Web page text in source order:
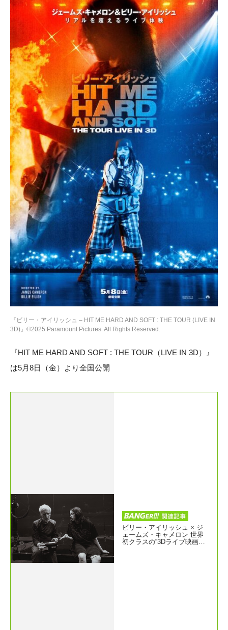
『ビリー・アイリッシュ – HIT ME HARD AND SOFT : THE TOUR (LIVE IN
3D)』©2025 Paramount Pictures. All Rights Reserved.
『HIT ME HARD AND SOFT : THE TOUR（LIVE IN 3D）』
は5月8日（金）より全国公開
ビリー・アイリッシュ × ジ
ェームズ・キャメロン 世界
初クラスの“3Dライブ映画体